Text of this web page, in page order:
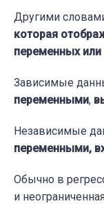
Другими
которая
переменных
Зависимые
переменными,
Независимые
переменными,
Обычно в
и